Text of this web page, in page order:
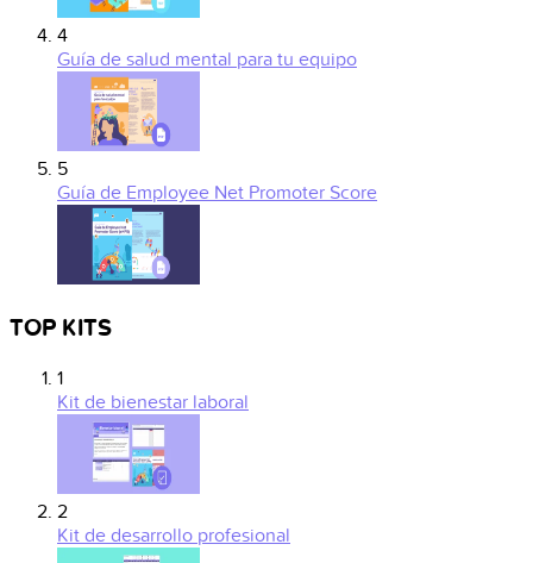
4
Guía de salud mental para tu equipo
5
Guía de Employee Net Promoter Score
TOP KITS
1
Kit de bienestar laboral
2
Kit de desarrollo profesional